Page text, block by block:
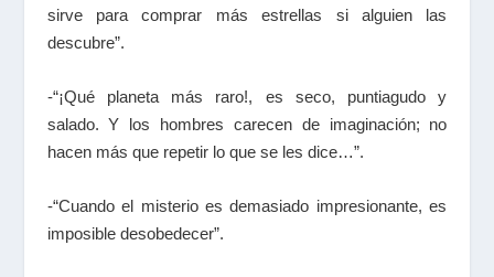
sirve para comprar más estrellas si alguien las
descubre”.
-“¡Qué planeta más raro!, es seco, puntiagudo y
salado. Y los hombres carecen de imaginación; no
hacen más que repetir lo que se les dice…”.
-“Cuando el misterio es demasiado impresionante, es
imposible desobedecer”.